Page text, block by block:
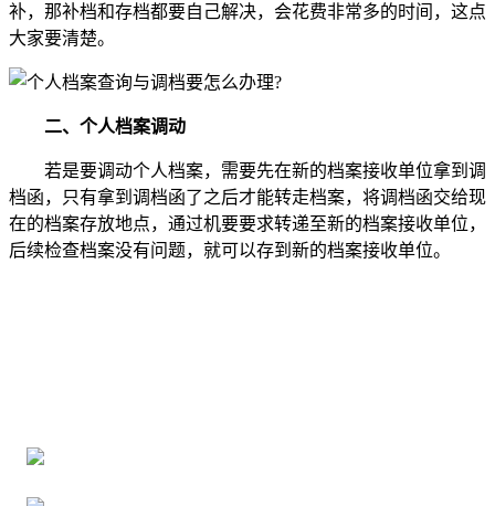
补，那补档和存档都要自己解决，会花费非常多的时间，这点
大家要清楚。
二、个人档案调动
若是要调动个人档案，需要先在新的档案接收单位拿到调
档函，只有拿到调档函了之后才能转走档案，将调档函交给现
在的档案存放地点，通过机要要求转递至新的档案接收单位，
后续检查档案没有问题，就可以存到新的档案接收单位。